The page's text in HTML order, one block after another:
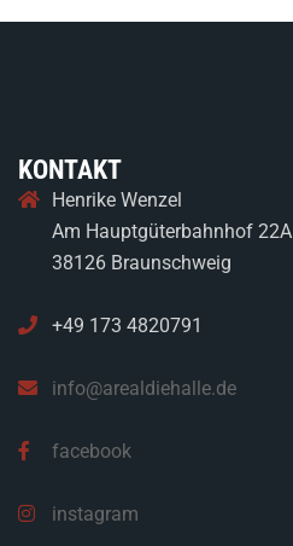
KONTAKT
Henrike Wenzel
Am Hauptgüterbahnhof 22A
38126 Braunschweig
+49 173 4820791
info@arealdiehalle.de
facebook
instagram